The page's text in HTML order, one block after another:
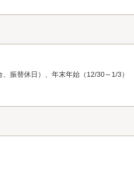
振替休日）、年末年始（12/30～1/3）